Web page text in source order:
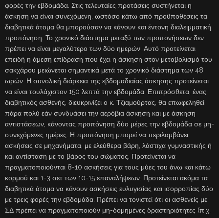
φορές την εβδομάδα. Στις τελευταίες προτάσεις συστήνεται η
άσκηση να είναι συνεχόμενη, ωστόσο κάτω από προϋποθέσεις τα
διαβητικά άτομα θα μπορούσαν να κάνουν και έντονη διαλειμματική
προπόνηση. Το χρονικό διάστημα μεταξύ των προπονήσεων δεν
πρέπει να είναι μεγαλύτερο των δύο ημερών. Αυτό προτείνεται
επειδή η άμεση επίδραση που έχει η άσκηση στον μεταβολισμό του
σακχάρου μειώνεται σημαντικά μετά το χρονικό διάστημα των 48
ωρών. Η συνολική διάρκεια της εβδομαδιαίας άσκησης προτείνεται
να είναι τουλάχιστον 150 λεπτά την εβδομάδα. Επιπρόσθετα, ένας
διαβητικός ασθενής, διευκρινίζει ο κ. Τζιαμούρτας, θα επωφεληθεί
πάρα πολύ εάν συνδυάσει την αερόβια άσκηση και με άσκηση
αντιστάσεων, κάνοντας προπόνηση δύο μέρες την εβδομάδα σε μη-
συνεχόμενες ημέρες. Η προπόνηση μπορεί να περιλαμβάνει
ασκήσεις σε μηχανήματα, με ελεύθερα βάρη, λάστιχα γυμναστικής ή
και αντίσταση με το βάρος του σώματος. Προτείνεται να
πραγματοποιούνται 8-10 ασκήσεις για τους μύες του άνω και κάτω
κορμού και 1-3 σετ των 10-15 επαναλήψεων. Προτείνεται ακόμα τα
διαβητικά άτομα να κάνουν ασκήσεις ευλυγισίας και ισορροπίας δύο
με τρεις φορές την εβδομάδα. Πρέπει να τονιστεί ότι οι ασθενείς με
ΣΔ πρέπει να πραγματοποιούν μη-δομημένες δραστηριότητες (π.χ.